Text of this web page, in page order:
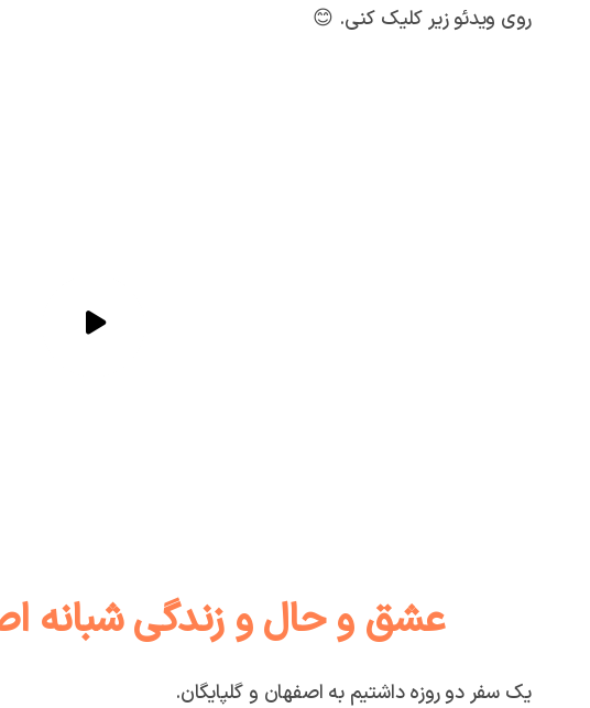
روی ویدئو زیر کلیک کنی. 😊
عشق و حال و زندگی شبانه
یک سفر دو روزه داشتیم به اصفهان و گلپایگان.